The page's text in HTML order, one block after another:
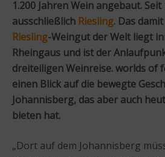
1.200 Jahren Wein angebaut.
ausschließlich Riesling. Das
Riesling-Weingut der Welt liegt
Rheingaus und ist der
dreiteiligen Weinreise. worlds of
einen Blick auf die bewegte
Johannisberg, das aber auch
bieten hat.
„Dort auf dem Johannisberg